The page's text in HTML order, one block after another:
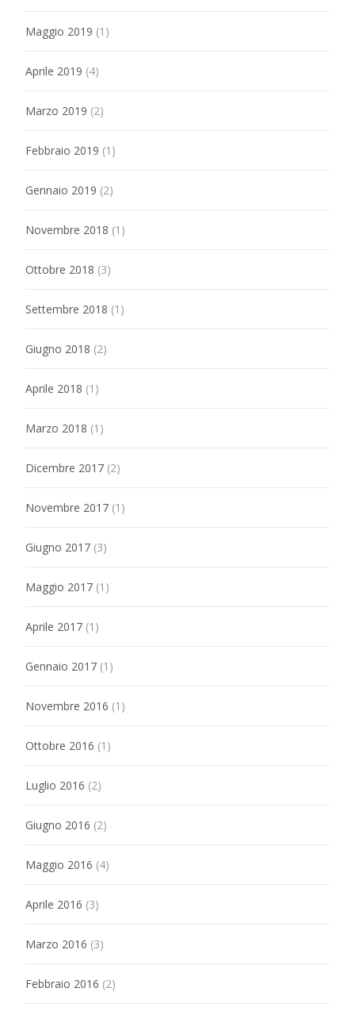
Maggio 2019 (1)
Aprile 2019 (4)
Marzo 2019 (2)
Febbraio 2019 (1)
Gennaio 2019 (2)
Novembre 2018 (1)
Ottobre 2018 (3)
Settembre 2018 (1)
Giugno 2018 (2)
Aprile 2018 (1)
Marzo 2018 (1)
Dicembre 2017 (2)
Novembre 2017 (1)
Giugno 2017 (3)
Maggio 2017 (1)
Aprile 2017 (1)
Gennaio 2017 (1)
Novembre 2016 (1)
Ottobre 2016 (1)
Luglio 2016 (2)
Giugno 2016 (2)
Maggio 2016 (4)
Aprile 2016 (3)
Marzo 2016 (3)
Febbraio 2016 (2)